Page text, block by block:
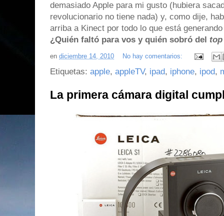
demasiado Apple para mi gusto (hubiera
revolucionario no tiene nada) y, como dije,
arriba a Kinect por todo lo que está
¿Quién faltó para vos y quién sobró del top
en diciembre 14, 2010 No hay comentarios:
Etiquetas: apple, appleTV, ipad, iphone, ipod,
La primera cámara digital